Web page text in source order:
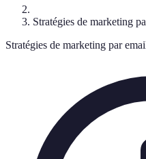
Stratégies de marketing
Stratégies de marketing par